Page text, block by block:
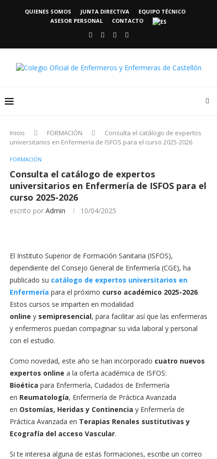
QUIENES SOMOS JUNTA DIRECTIVA
EQUIPO TÉCNICO
ASESOR PERSONAL
CONTACTO
Inicio FORMACIÓN
Consulta el catálogo de expertos
universitarios en Enfermería de ISFOS para el curso 2025-2026
FORMACIÓN
Consulta el catálogo de expertos
universitarios en Enfermería de ISFOS para el
curso 2025-2026
escrito por Admin 10/04/2025
El Instituto Superior de Formación Sanitaria (ISFOS),
dependiente del Consejo General de Enfermería (CGE), ha
publicado su catálogo de expertos universitarios en
Enfermería para el próximo curso académico 2025-2026.
Estos cursos se imparten en modalidad
online y semipresencial, para facilitar así que las enfermeras
y enfermeros puedan compaginar su vida laboral y personal
con el estudio.
Como novedad, este año se han incorporado cuatro nuevos
expertos online a la oferta académica de ISFOS:
Bioética para Enfermería, Cuidados de Enfermería
en Reumatología, Enfermería de Práctica Avanzada
en Ostomías, Heridas y Continencia y Enfermería de
Práctica Avanzada en Terapias Renales sustitutivas y
Ecografía del acceso Vascular.
Si te interesa alguna de estas formaciones, escribe un correo